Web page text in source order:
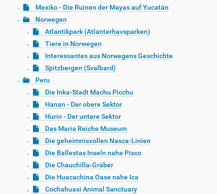
Mexiko - Die Ruinen der Mayas auf Yucatán
Norwegen
Atlantikpark (Atlanterhavsparken)
Tiere in Norwegen
Interessantes aus Norwegens Geschichte
Spitzbergen (Svalbard)
Peru
Die Inka-Stadt Machu Picchu
Hanan - Der obere Sektor
Hurin - Der untere Sektor
Das Maria Reiche Museum
Die geheimnisvollen Nasca-Linien
Die Ballestas Inseln nahe Pisco
Die Chauchilla-Gräber
Die Huacachina Oase nahe Ica
Cochahuasi Animal Sanctuary